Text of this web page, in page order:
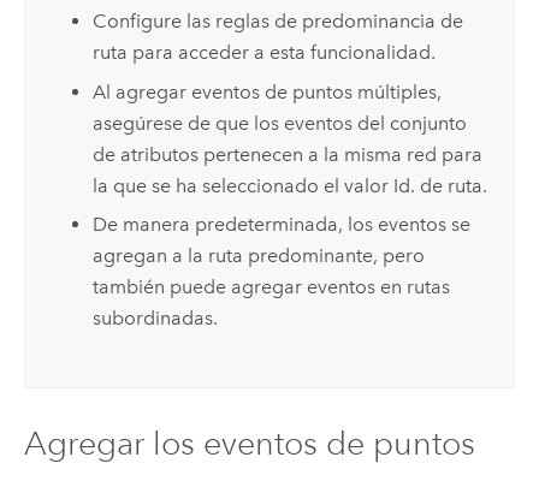
Configure las reglas de predominancia de
ruta para acceder a esta funcionalidad.
Al agregar eventos de puntos múltiples,
asegúrese de que los eventos del conjunto
de atributos pertenecen a la misma red para
la que se ha seleccionado el valor Id. de ruta.
De manera predeterminada, los eventos se
agregan a la ruta predominante, pero
también puede agregar eventos en rutas
subordinadas.
Agregar los eventos de puntos